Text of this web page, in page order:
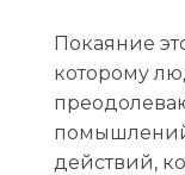
Покаяние
которому
помышлений
действий,